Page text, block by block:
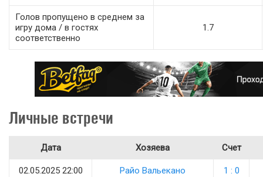
Голов пропущено в среднем за
игру дома / в гостях
соответственно
1.7
Личные встречи
Дата Хозяева Счет
02.05.2025 22:00 Райо Вальекано 1 : 0